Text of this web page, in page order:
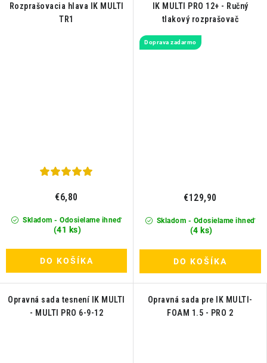
Rozprašovacia hlava IK MULTI
TR1
Skladom - Odosielame ihneď
(41 ks)
€6,80
DO KOŠÍKA
IK MULTI PRO 12+ - Ručný
tlakový rozprašovač
Doprava zadarmo
Skladom - Odosielame ihneď
(4 ks)
€129,90
DO KOŠÍKA
Opravná sada tesnení IK MULTI
- MULTI PRO 6-9-12
Opravná sada pre IK MULTI-
FOAM 1.5 - PRO 2